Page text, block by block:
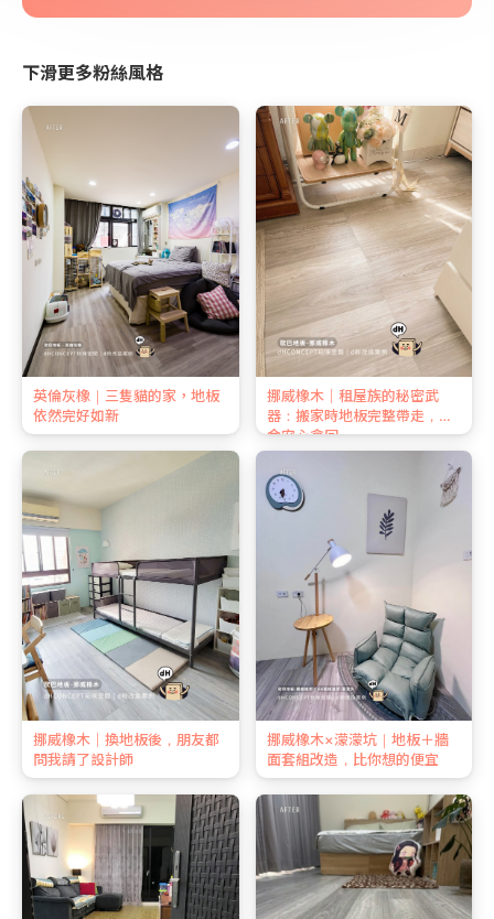
下滑更多粉絲風格
英倫灰橡｜三隻貓的家，地板
依然完好如新
挪威橡木｜租屋族的秘密武
器：搬家時地板完整帶走，押
金安心拿回
挪威橡木｜換地板後，朋友都
問我請了設計師
挪威橡木×濛濛坑｜地板＋牆
面套組改造，比你想的便宜